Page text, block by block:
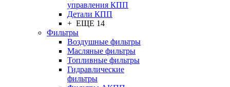
управления КПП
Детали КПП
+ ЕЩЕ 14
Фильтры
Воздушные фильтры
Масляные фильтры
Топливные фильтры
Гидравлические
фильтры